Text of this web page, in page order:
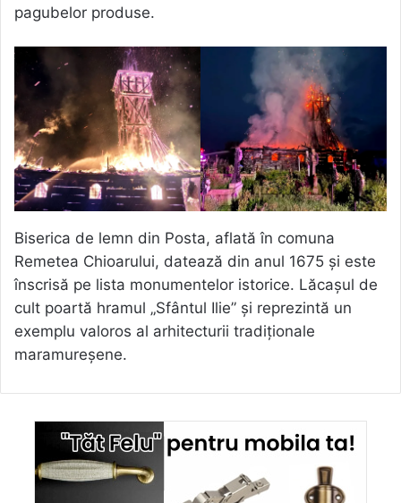
pagubelor produse.
Biserica de lemn din Posta, aflată în comuna
Remetea Chioarului, datează din anul 1675 și este
înscrisă pe lista monumentelor istorice. Lăcașul de
cult poartă hramul „Sfântul Ilie” și reprezintă un
exemplu valoros al arhitecturii tradiționale
maramureșene.